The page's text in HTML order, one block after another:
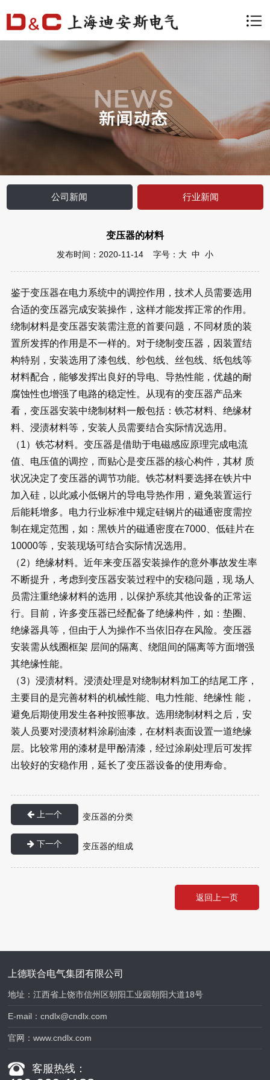
公司新闻 行业新闻
变压器的材料
发布时间：2020-11-14 字号： 大 中 小
鉴于变压器在电力系统中的调控作用，技术人员需要选用
合适的变压器完成安装操作，这样才能发挥正常的作用。
绕制材料是变压器安装需注意的首要问题，不同材质的装
置所发挥的作用是不一样的。对于绕制变压器，因装置结
构特别，安装选用了漆包线、纱包线、丝包线、纸包线等
材料配合，能够发挥出良好的导电、导热性能，优越的耐
腐蚀性也增强了电路的稳定性。从现有的变压器产品来
看，变压器安装中绕制材料一般包括：铁芯材料、绝缘材
料、浸渍材料等，安装人员需要结合实际情况选用。
（1）铁芯材料。变压器是借助于电磁感应原理完成电流
值、电压值的调控，而贴心是变压器的核心构件，其材 质
状况决定了变压器的调节功能。铁芯材料要选择在铁片中
加入硅，以此减小低钢片的导电导热作用，避免装置运行
后能耗增多。电力行业标准中规定硅钢片的磁通密度需控
制在规定范围，如：黑铁片的磁通密度在7000、低硅片在
10000等，安装现场可结合实际情况选用。
（2）绝缘材料。近年来变压器安装操作的意外事故发生率
不断提升，考虑到变压器安装过程中的安稳问题，现 场人
员需注重绝缘材料的选用，以保护系统其他设备的正常运
行。目前，许多变压器已经配备了绝缘构件，如：垫圈、
绝缘器具等，但由于人为操作不当依旧存在风险。变压器
安装需从线圈框架 层间的隔离、绕阻间的隔离等方面增强
其绝缘性能。
（3）浸渍材料。浸渍处理是对绕制材料加工的结尾工序，
主要目的是完善材料的机械性能、电力性能、绝缘性 能，
避免后期使用发生各种按照事故。选用绕制材料之后，安
装人员要对浸渍材料涂刷油漆，在材料表面设置一道绝缘
层。比较常用的漆材是甲酚清漆，经过涂刷处理后可发挥
出较好的安稳作用，延长了变压器设备的使用寿命。
上一个 变压器的分类
下一个 变压器的组成
返回上一页
上德联合电气集团有限公司
地址：江西省上饶市信州区朝阳工业园朝阳大道18号
E-mail：cndlx@cndlx.com
官网：www.cndlx.com
客服热线：